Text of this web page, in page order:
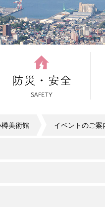
美術館 イベントのご案